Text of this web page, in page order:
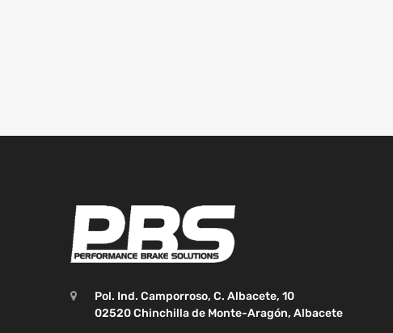
Pol. Ind. Camporroso, C. Albacete, 10
02520 Chinchilla de Monte-Aragón, Albacete